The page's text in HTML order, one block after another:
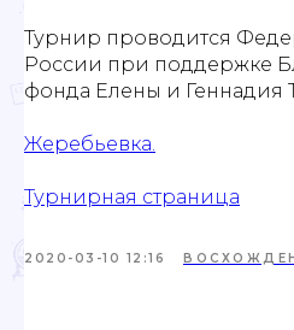
Турнир проводится
России при поддержке
фонда Елены и Геннадия
Жеребьевка.
Турнирная страница
2020-03-10 12:16